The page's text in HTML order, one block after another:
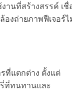
านที่สร้างสรรค์ เชื่
องถ่ายภาพฟีเจอร์
ที่แตกต่าง ตั้งแต่
ที่ทนทานและ